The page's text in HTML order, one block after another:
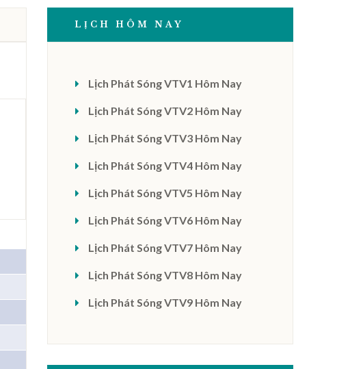
LỊCH HÔM NAY
Lịch Phát Sóng VTV1 Hôm Nay
Lịch Phát Sóng VTV2 Hôm Nay
Lịch Phát Sóng VTV3 Hôm Nay
Lịch Phát Sóng VTV4 Hôm Nay
Lịch Phát Sóng VTV5 Hôm Nay
Lịch Phát Sóng VTV6 Hôm Nay
Lịch Phát Sóng VTV7 Hôm Nay
Lịch Phát Sóng VTV8 Hôm Nay
Lịch Phát Sóng VTV9 Hôm Nay